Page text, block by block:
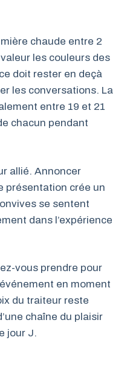
chaude entre 2
les couleurs des
doit rester en deçà
les conversations. La
entre 19 et 21
chacun pendant
allié. Annoncer
présentation crée un
se sentent
dans l’expérience
vous prendre pour
en moment
du traiteur reste
chaîne du plaisir
jour J.